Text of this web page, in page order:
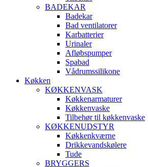
BADEKAR
Badekar
Bad ventilatorer
Karbatterier
Urinaler
Afløbspumper
Spabad
Vådrumssilikone
Køkken
KØKKENVASK
Køkkenarmaturer
Køkkenvaske
Tilbehør til køkkenvaske
KØKKENUDSTYR
Køkkenkværne
Drikkevandskølere
Tude
BRYGGERS